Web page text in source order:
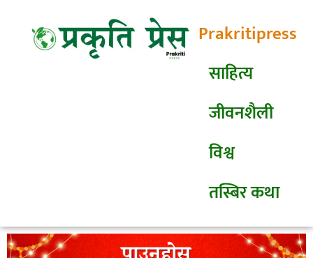
Prakritipress
साहित्य
जीवनशैली
विश्व
तस्बिर कथा